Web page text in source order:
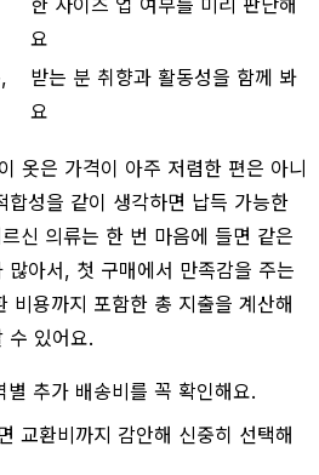
요
받는 분 취향과 활동성을 함께 봐
요
옷은 가격이 아주 저렴한 편은 아니
합성을 같이 생각하면 납득 가능한
신 의류는 한 번 마음에 들면 같은
아서, 첫 구매에서 만족감을 주는
비용까지 포함한 총 지출을 계산해
수 있어요.
별 추가 배송비를 꼭 확인해요.
교환비까지 감안해 신중히 선택해